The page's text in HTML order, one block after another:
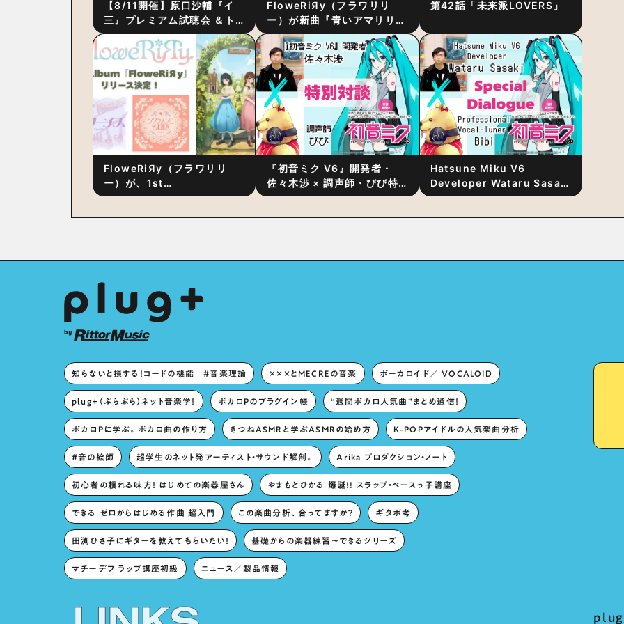
【8/11開催】原口沙輔『イ
三』プレミアム試聴会 ＆ト
ーク・セッション 〜完成直
後の“ピュアな原音体験”と制
作秘話
FloweRiЯy（フラワリリ
ー）が新曲『青いアマリリ
ス』をリリース！1stアルバ
ム詳細も発表
第42話「未来派LOVERS」
FloweRiЯy（フラワリリ
ー）が、1st
Album『FloweRiЯy』を9
『初音ミク V6』開発者・
佐々木渉 × 調声師・びび特
別対談 〜豊かな歌声表現の
Hatsune Miku V6
Developer Wataru Sasaki
× Professional Vocal-
知らないと損する！コードの機能 #音楽理論 ×××とMECREの音楽 ボーカロイド／ VOCALOID
plug+（ぷらぷら）ネット音楽学！ ボカロPのプラグイン帳 “週間ボカロ人気曲”まとめ通信！
ボカロPに学ぶ。ボカロ曲の作り方 きつねASMRと学ぶASMRの始め方 K-POPアイドルの人気楽曲分析
#音の絵師 超学生のネット発アーティスト・サウンド解剖。 Arika プロダクション・ノート
初心者の頼れる味方！ はじめての楽器屋さん やまもとひかる 爆誕!! スラップ・ベースっ子講座
できる ゼロからはじめる作曲 超入門 この楽曲分析、合ってますか？ ギタボ考
田渕ひさ子にギターを教えてもらいたい！ 基礎からの楽器練習〜できるシリーズ
マチーデフ ラップ講座初級 ニュース／製品情報